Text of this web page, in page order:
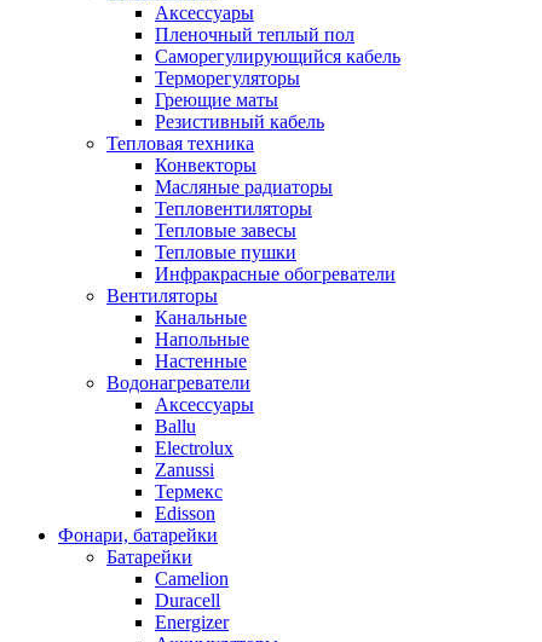
Аксессуары
Пленочный теплый пол
Саморегулирующийся кабель
Терморегуляторы
Греющие маты
Резистивный кабель
Тепловая техника
Конвекторы
Масляные радиаторы
Тепловентиляторы
Тепловые завесы
Тепловые пушки
Инфракрасные обогреватели
Вентиляторы
Канальные
Напольные
Настенные
Водонагреватели
Аксессуары
Ballu
Electrolux
Zanussi
Термекс
Edisson
Фонари, батарейки
Батарейки
Camelion
Duracell
Energizer